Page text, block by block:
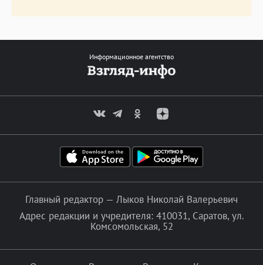
Информационное агентство
Главный редактор — Лыков Николай Валерьевич
Адрес редакции и учредителя: 410031, Саратов, ул.
Комсомольская, 52